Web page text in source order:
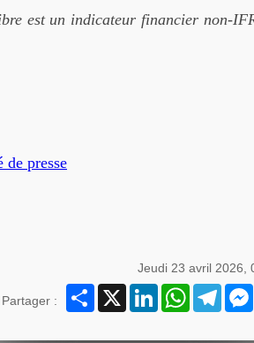
est un indicateur financier non-
de presse
Jeudi 23 avril 2026,
Partager :
Partager
X LinkedInWhatsApp